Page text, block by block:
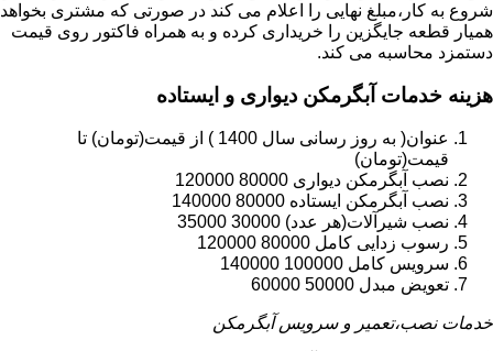
شروع به کار،مبلغ نهایی را اعلام می کند در صورتی که مشتری بخواهد
همیار قطعه جایگزین را خریداری کرده و به همراه فاکتور روی قیمت
دستمزد محاسبه می کند.
هزینه خدمات آبگرمکن دیواری و ایستاده
عنوان( به روز رسانی سال 1400 ) از قیمت(تومان) تا
قیمت(تومان)
نصب آبگرمکن دیواری 80000 120000
نصب آبگرمکن ایستاده 80000 140000
نصب شیرآلات(هر عدد) 30000 35000
رسوب زدایی کامل 80000 120000
سرویس کامل 100000 140000
تعویض مبدل 50000 60000
خدمات نصب،تعمیر و سرویس آبگرمکن